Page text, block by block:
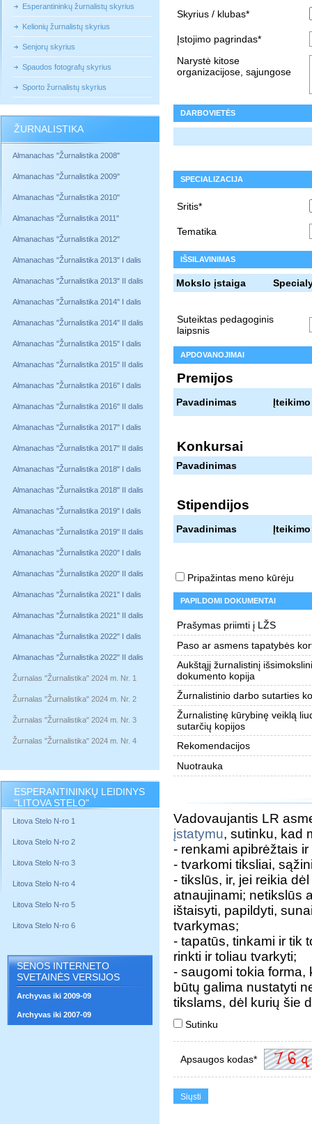
Esperantininkų žurnalistų skyrius
Kelionių žurnalistų skyrius
Senjorų skyrius
Spaudos fotografų skyrius
Sporto žurnalistų skyrius
ŽURNALISTIKA
Almanachas "Žurnalistika 2008"
Almanachas "Žurnalistika 2009"
Almanachas "Žurnalistika 2010"
Almanachas "Žurnalistika 2011"
Almanachas "Žurnalistika 2012"
Almanachas "Žurnalistika 2013" I dalis
Almanachas "Žurnalistika 2013" II dalis
Almanachas "Žurnalistika 2014" I dalis
Almanachas "Žurnalistika 2014" II dalis
Almanachas "Žurnalistika 2015" I dalis
Almanachas "Žurnalistika 2015" II dalis
Almanachas "Žurnalistika 2016" I dalis
Almanachas "Žurnalistika 2016" II dalis
Almanachas "Žurnalistika 2017" I dalis
Almanachas "Žurnalistika 2017" II dalis
Almanachas "Žurnalistika 2018" I dalis
Almanachas "Žurnalistika 2018" II dalis
Almanachas "Žurnalistika 2019" I dalis
Almanachas "Žurnalistika 2019" II dalis
Almanachas "Žurnalistika 2020" I dalis
Almanachas "Žurnalistika 2020" II dalis
Almanachas "Žurnalistika 2021" I dalis
Almanachas "Žurnalistika 2021" II dalis
Almanachas "Žurnalistika 2022" I dalis
Almanachas "Žurnalistika 2022" II dalis
Žurnalas "Žurnalistika" 2024 m. Nr. 1
Žurnalas "Žurnalistika" 2024 m. Nr. 2
Žurnalas "Žurnalistika" 2024 m. Nr. 3
Žurnalas "Žurnalistika" 2024 m. Nr. 4
ESPERANTININKŲ LEIDINYS
"LITOVA STELO"
Litova Stelo N-ro 1
Litova Stelo N-ro 2
Litova Stelo N-ro 3
Litova Stelo N-ro 4
Litova Stelo N-ro 5
Litova Stelo N-ro 6
SENOS INTERNETO
SVETAINĖS VERSIJOS
Archyvas iki 2009-09
Archyvas iki 2007-09
Skyrius / klubas*
Įstojimo pagrindas*
Narystė kitose
organizacijose, sąjungose
DARBOVIETĖS
SPECIALIZACIJA
Sritis*
Tematika
IŠSILAVINIMAS
Mokslo įstaiga
Suteiktas pedagoginis
laipsnis
APDOVANOJIMAI
Premijos
Pavadinimas
Konkursai
Pavadinimas
Stipendijos
Pavadinimas
Pripažintas meno kūrėju
PAPILDOMI DOKUMENTAI
Prašymas priimti į LŽS
Paso ar asmens tapatybės
Aukštąjį žurnalistinį
dokumento kopija
Žurnalistinio darbo sutarties
Žurnalistinę kūrybinę veiklą
sutarčių kopijos
Rekomendacijos
Nuotrauka
Vadovaujantis LR
įstatymu, sutinku, kad
- renkami apibrėžtais
- tvarkomi tiksliai,
- tikslūs, ir, jei reikia
atnaujinami; netikslūs
ištaisyti, papildyti,
tvarkymas;
- tapatūs, tinkami ir tik
rinkti ir toliau tvarkyti;
- saugomi tokia
būtų galima nustatyti
tikslams, dėl kurių šie
Sutinku
Apsaugos kodas*